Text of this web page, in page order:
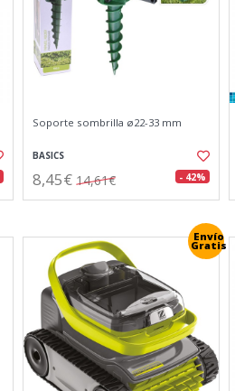
Soporte sombrilla ø22-33 mm
BASICS
8,45€ 14,61€ - 42%
Envío
Gratis